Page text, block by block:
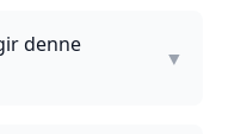
denne
▼